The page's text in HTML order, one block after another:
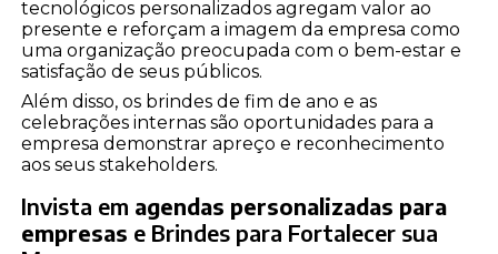
tecnológicos personalizados agregam valor ao
presente e reforçam a imagem da empresa como
uma organização preocupada com o bem-estar e
satisfação de seus públicos.
Além disso, os brindes de fim de ano e as
celebrações internas são oportunidades para a
empresa demonstrar apreço e reconhecimento
aos seus stakeholders.
Invista em agendas personalizadas para
empresas e Brindes para Fortalecer sua